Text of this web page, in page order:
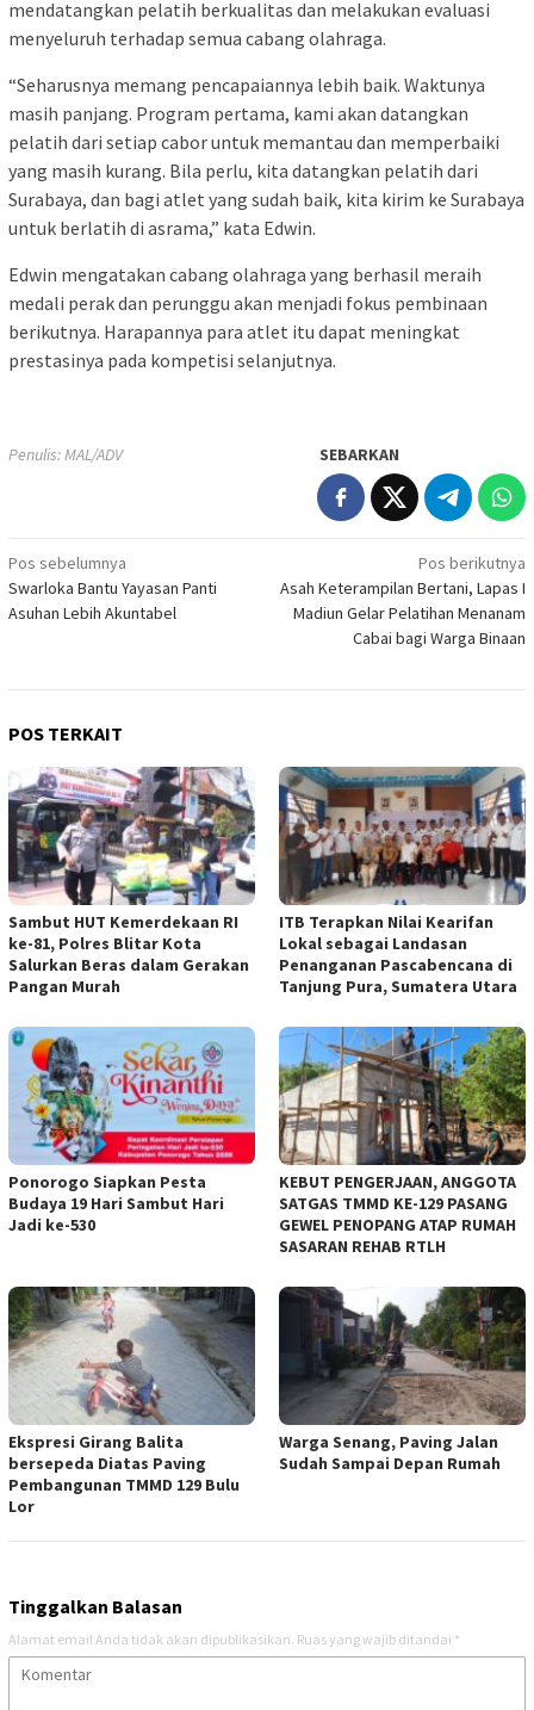
mendatangkan pelatih berkualitas dan melakukan evaluasi
menyeluruh terhadap semua cabang olahraga.
“Seharusnya memang pencapaiannya lebih baik. Waktunya
masih panjang. Program pertama, kami akan datangkan
pelatih dari setiap cabor untuk memantau dan memperbaiki
yang masih kurang. Bila perlu, kita datangkan pelatih dari
Surabaya, dan bagi atlet yang sudah baik, kita kirim ke Surabaya
untuk berlatih di asrama,” kata Edwin.
Edwin mengatakan cabang olahraga yang berhasil meraih
medali perak dan perunggu akan menjadi fokus pembinaan
berikutnya. Harapannya para atlet itu dapat meningkat
prestasinya pada kompetisi selanjutnya.
Penulis: MAL/ADV SEBARKAN
Navigasi
pos
Pos sebelumnya
Swarloka Bantu Yayasan Panti
Asuhan Lebih Akuntabel
Pos berikutnya
Asah Keterampilan Bertani, Lapas I
Madiun Gelar Pelatihan Menanam
Cabai bagi Warga Binaan
POS TERKAIT
Sambut HUT Kemerdekaan RI
ke-81, Polres Blitar Kota
Salurkan Beras dalam Gerakan
Pangan Murah
ITB Terapkan Nilai Kearifan
Lokal sebagai Landasan
Penanganan Pascabencana di
Tanjung Pura, Sumatera Utara
Ponorogo Siapkan Pesta
Budaya 19 Hari Sambut Hari
Jadi ke-530
KEBUT PENGERJAAN, ANGGOTA
SATGAS TMMD KE-129 PASANG
GEWEL PENOPANG ATAP RUMAH
SASARAN REHAB RTLH
Ekspresi Girang Balita
bersepeda Diatas Paving
Pembangunan TMMD 129 Bulu
Lor
Warga Senang, Paving Jalan
Sudah Sampai Depan Rumah
Tinggalkan Balasan
Alamat email Anda tidak akan dipublikasikan. Ruas yang wajib ditandai *